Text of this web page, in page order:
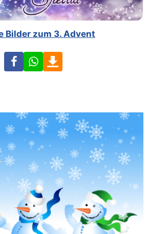
Bilder zum 3. Advent
FacebookWhatsApp